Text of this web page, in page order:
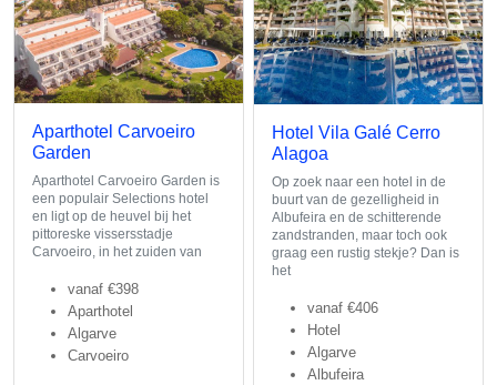
Aparthotel Carvoeiro
Garden
Aparthotel Carvoeiro Garden is
een populair Selections hotel
en ligt op de heuvel bij het
pittoreske vissersstadje
Carvoeiro, in het zuiden van
vanaf €398
Aparthotel
Algarve
Carvoeiro
Hotel Vila Galé Cerro
Alagoa
Op zoek naar een hotel in de
buurt van de gezelligheid in
Albufeira en de schitterende
zandstranden, maar toch ook
graag een rustig stekje? Dan is
het
vanaf €406
Hotel
Algarve
Albufeira